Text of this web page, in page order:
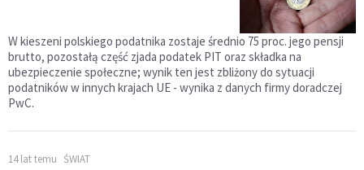
W kieszeni polskiego podatnika zostaje średnio 75 proc. jego pensji
brutto, pozostałą część zjada podatek PIT oraz składka na
ubezpieczenie społeczne; wynik ten jest zbliżony do sytuacji
podatników w innych krajach UE - wynika z danych firmy doradczej
PwC.
14 lat temu ŚWIAT